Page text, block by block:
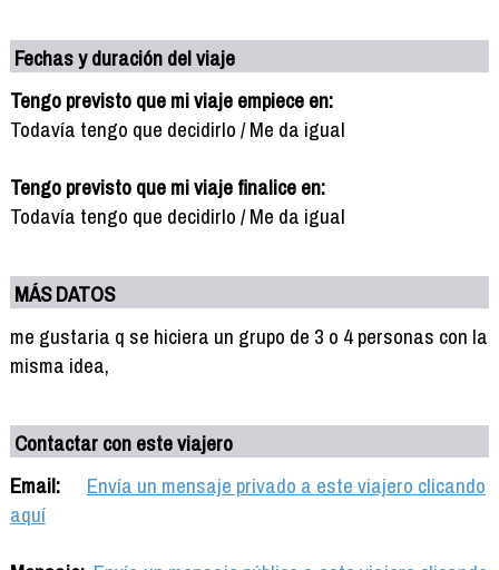
Fechas y duración del viaje
Tengo previsto que mi viaje empiece en:
Todavía tengo que decidirlo / Me da igual
Tengo previsto que mi viaje finalice en:
Todavía tengo que decidirlo / Me da igual
MÁS DATOS
me gustaria q se hiciera un grupo de 3 o 4 personas con la
misma idea,
Contactar con este viajero
Email:
Envía un mensaje privado a este viajero clicando
aquí